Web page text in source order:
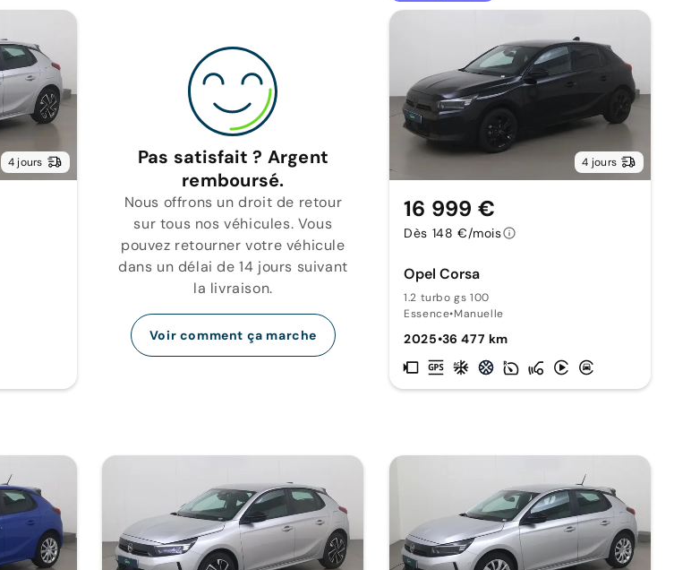
4 jours
Pas satisfait ? Argent
remboursé.
Nous offrons un droit de retour
sur tous nos véhicules. Vous
pouvez retourner votre véhicule
dans un délai de 14 jours suivant
la livraison.
Voir comment ça marche
4 jours
Opel Corsa
1.2 turbo gs 100
Essence•Manuelle
2025•36 477 km
16 999 €
Dès 148 €/mois